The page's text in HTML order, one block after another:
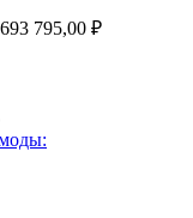
795,00 ₽